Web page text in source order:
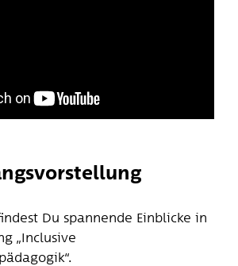
Du spannende Einblicke in
„Inclusive